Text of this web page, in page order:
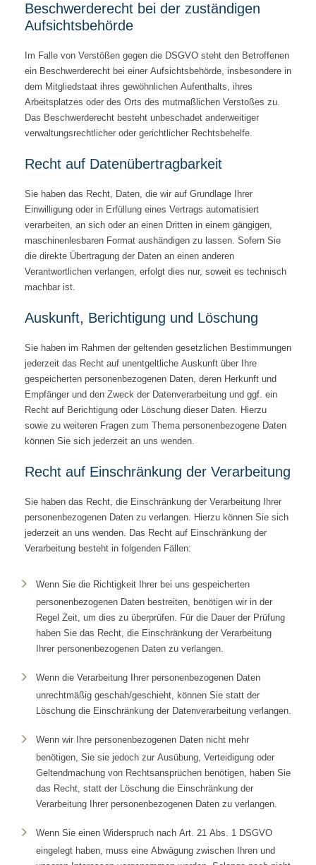
Beschwerde­recht bei der zuständigen
Aufsichts­behörde
Im Falle von Verstößen gegen die DSGVO steht den Betroffenen
ein Beschwerderecht bei einer Aufsichtsbehörde, insbesondere in
dem Mitgliedstaat ihres gewöhnlichen Aufenthalts, ihres
Arbeitsplatzes oder des Orts des mutmaßlichen Verstoßes zu.
Das Beschwerderecht besteht unbeschadet anderweitiger
verwaltungsrechtlicher oder gerichtlicher Rechtsbehelfe.
Recht auf Daten­übertrag­barkeit
Sie haben das Recht, Daten, die wir auf Grundlage Ihrer
Einwilligung oder in Erfüllung eines Vertrags automatisiert
verarbeiten, an sich oder an einen Dritten in einem gängigen,
maschinenlesbaren Format aushändigen zu lassen. Sofern Sie
die direkte Übertragung der Daten an einen anderen
Verantwortlichen verlangen, erfolgt dies nur, soweit es technisch
machbar ist.
Auskunft, Berichtigung und Löschung
Sie haben im Rahmen der geltenden gesetzlichen Bestimmungen
jederzeit das Recht auf unentgeltliche Auskunft über Ihre
gespeicherten personenbezogenen Daten, deren Herkunft und
Empfänger und den Zweck der Datenverarbeitung und ggf. ein
Recht auf Berichtigung oder Löschung dieser Daten. Hierzu
sowie zu weiteren Fragen zum Thema personenbezogene Daten
können Sie sich jederzeit an uns wenden.
Recht auf Einschränkung der Verarbeitung
Sie haben das Recht, die Einschränkung der Verarbeitung Ihrer
personenbezogenen Daten zu verlangen. Hierzu können Sie sich
jederzeit an uns wenden. Das Recht auf Einschränkung der
Verarbeitung besteht in folgenden Fällen:
Wenn Sie die Richtigkeit Ihrer bei uns gespeicherten
personenbezogenen Daten bestreiten, benötigen wir in der
Regel Zeit, um dies zu überprüfen. Für die Dauer der Prüfung
haben Sie das Recht, die Einschränkung der Verarbeitung
Ihrer personenbezogenen Daten zu verlangen.
Wenn die Verarbeitung Ihrer personenbezogenen Daten
unrechtmäßig geschah/geschieht, können Sie statt der
Löschung die Einschränkung der Datenverarbeitung verlangen.
Wenn wir Ihre personenbezogenen Daten nicht mehr
benötigen, Sie sie jedoch zur Ausübung, Verteidigung oder
Geltendmachung von Rechtsansprüchen benötigen, haben Sie
das Recht, statt der Löschung die Einschränkung der
Verarbeitung Ihrer personenbezogenen Daten zu verlangen.
Wenn Sie einen Widerspruch nach Art. 21 Abs. 1 DSGVO
eingelegt haben, muss eine Abwägung zwischen Ihren und